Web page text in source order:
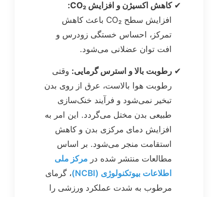
کاهش اکسیژن و افزایش CO₂:
افزایش سطح CO₂ باعث کاهش
تمرکز، احساس خستگی زودرس و
افت توان عضلانی می‌شود.
رطوبت بالا و استرس گرمایی: وقتی
رطوبت هوا بالاست، عرق از روی بدن
تبخیر نمی‌شود و فرآیند خنک‌سازی
طبیعی بدن مختل می‌گردد. این امر به
افزایش دمای مرکزی بدن و کاهش
استقامت منجر می‌شود. بر اساس
مطالعات منتشر شده در مرکز ملی
اطلاعات بیوتکنولوژی (NCBI)
، گرمای
مرطوب به شدت عملکرد ورزشی را